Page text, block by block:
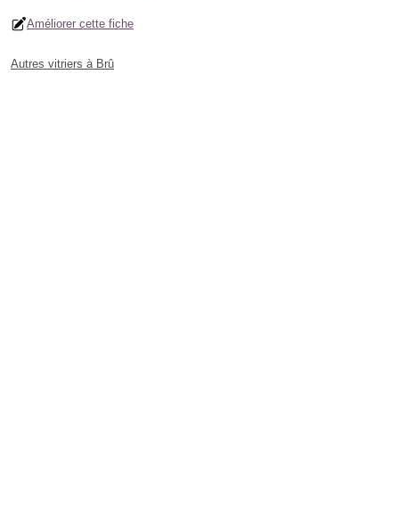
Améliorer cette fiche
Autres vitriers à Brû